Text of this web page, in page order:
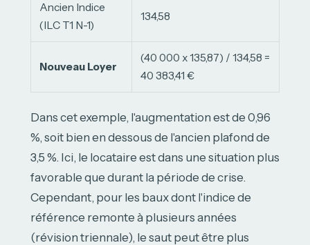
Ancien Indice
(ILC T1 N-1)
134,58
Nouveau Loyer
(40 000 x 135,87) / 134,58 =
40 383,41 €
Dans cet exemple, l'augmentation est de 0,96
%, soit bien en dessous de l'ancien plafond de
3,5 %. Ici, le locataire est dans une situation plus
favorable que durant la période de crise.
Cependant, pour les baux dont l'indice de
référence remonte à plusieurs années
(révision triennale), le saut peut être plus